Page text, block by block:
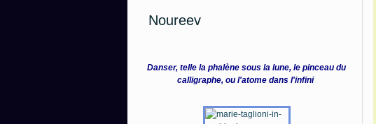
Noureev
Danser, telle la phalène sous la lune, le pinceau du
calligraphe, ou l'atome dans l'infini